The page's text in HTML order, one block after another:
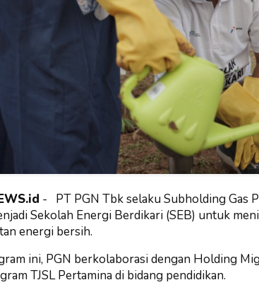
-
PT PGN Tbk selaku Subholding Gas
Sekolah Energi Berdikari (SEB) untuk
energi bersih.
ini, PGN berkolaborasi dengan Holding
TJSL Pertamina di bidang pendidikan.